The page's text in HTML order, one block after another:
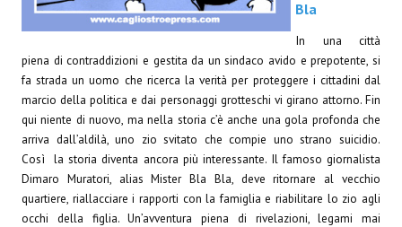
Gli Albi di Occidente
DownLoad
Bonsai
I Classici del Fumetto Indipendente
mYthoS
Bla
In una città
piena di contraddizioni e gestita da un sindaco avido e prepotente, si
fa strada un uomo che ricerca la verità per proteggere i cittadini dal
marcio della politica e dai personaggi grotteschi vi girano attorno. Fin
qui niente di nuovo, ma nella storia c’è anche una gola profonda che
arriva dall’aldilà, uno zio svitato che compie uno strano suicidio.
Così la storia diventa ancora più interessante. Il famoso giornalista
Dimaro Muratori, alias Mister Bla Bla, deve ritornare al vecchio
quartiere, riallacciare i rapporti con la famiglia e riabilitare lo zio agli
occhi della figlia. Un’avventura piena di rivelazioni, legami mai